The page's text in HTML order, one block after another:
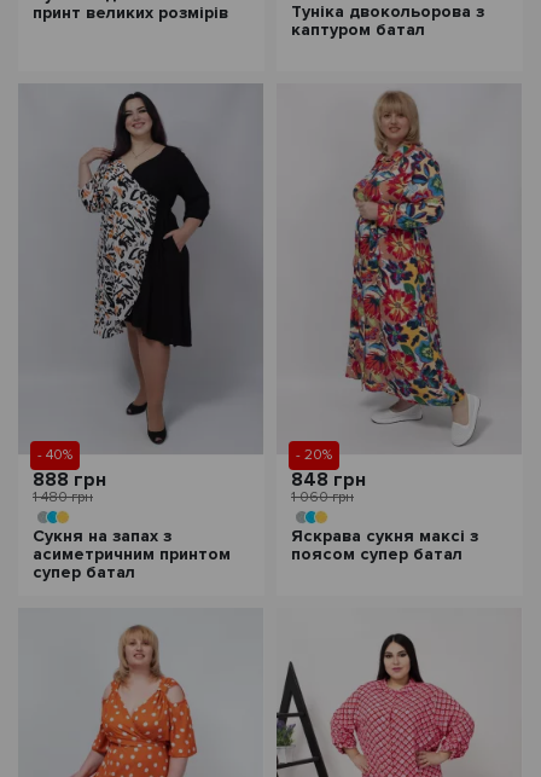
принт великих розмірів
Туніка двокольорова з
каптуром батал
- 40%
888 грн
1 480 грн
Сукня на запах з
асиметричним принтом
супер батал
- 20%
848 грн
1 060 грн
Яскрава сукня максі з
поясом супер батал